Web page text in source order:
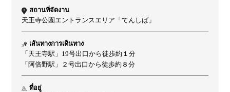
สถานที่จัดงาน
天王寺公園エントランスエリア「てんしば」
เส้นทางการเดินทาง
「天王寺駅」19号出口から徒歩約１分
「阿倍野駅」２号出口から徒歩約８分
ที่อยู่